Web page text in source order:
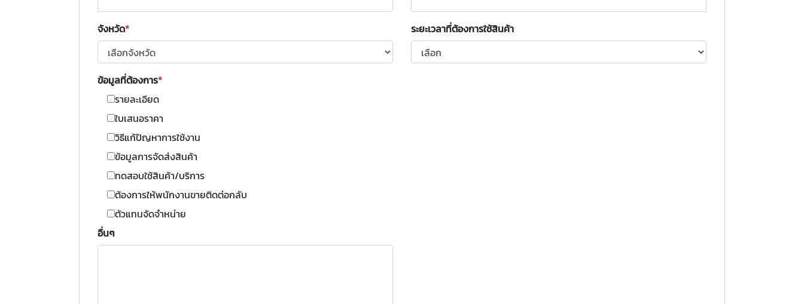
จังหวัด ระยะเวลาที่ต้องการใช้สินค้า
ข้อมูลที่ต้องการ
รายละเอียด
ใบเสนอราคา
วิธีแก้ปัญหาการใช้งาน
ข้อมูลการจัดส่งสินค้า
ทดสอบใช้สินค้า/บริการ
ต้องการให้พนักงานขายติดต่อกลับ
ตัวแทนจัดจำหน่าย
อื่นๆ